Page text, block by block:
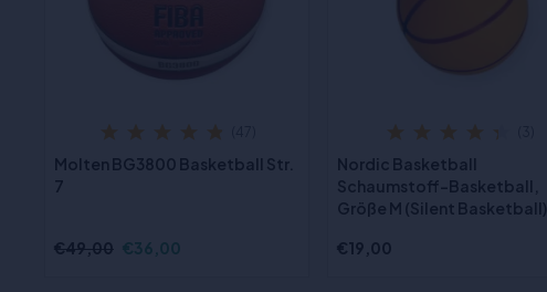
Molten BG3800 Basketball Str.
7
€49,00 €36,00
Nordic Basketball
Schaumstoff-Basketball,
Größe M (Silent Basketball)
€19,00